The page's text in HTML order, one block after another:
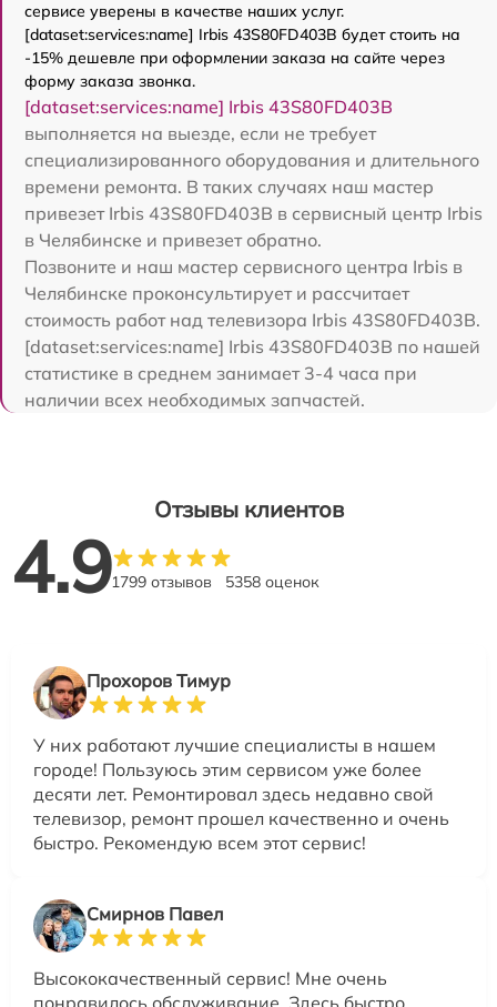
сервисе уверены в качестве наших услуг.
[dataset:services:name] Irbis 43S80FD403B будет стоить на
-15% дешевле при оформлении заказа на сайте через
форму заказа звонка.
[dataset:services:name] Irbis 43S80FD403B
выполняется на выезде, если не требует
специализированного оборудования и длительного
времени ремонта. В таких случаях наш мастер
привезет Irbis 43S80FD403B в сервисный центр Irbis
в Челябинске и привезет обратно.
Позвоните и наш мастер сервисного центра Irbis в
Челябинске проконсультирует и рассчитает
стоимость работ над телевизора Irbis 43S80FD403B.
[dataset:services:name] Irbis 43S80FD403B по нашей
статистике в среднем занимает 3-4 часа при
наличии всех необходимых запчастей.
Отзывы клиентов
4.91799 отзывов 5358 оценок
Прохоров Тимур
У них работают лучшие специалисты в нашем
городе! Пользуюсь этим сервисом уже более
десяти лет. Ремонтировал здесь недавно свой
телевизор, ремонт прошел качественно и очень
быстро. Рекомендую всем этот сервис!
Смирнов Павел
Высококачественный сервис! Мне очень